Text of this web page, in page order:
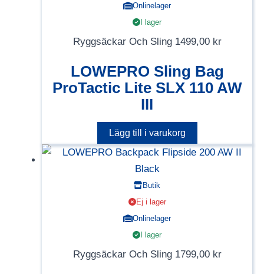
Onlinelager
I lager
Ryggsäckar Och Sling 1499,00 kr
LOWEPRO Sling Bag
ProTactic Lite SLX 110 AW
III
Lägg till i varukorg
Butik
Ej i lager
Onlinelager
I lager
Ryggsäckar Och Sling 1799,00 kr